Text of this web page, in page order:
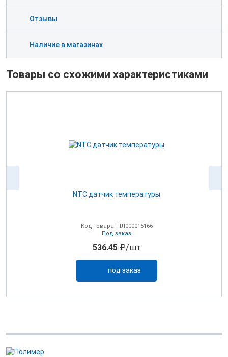
Отзывы
Наличие в магазинах
Товары со схожими характеристиками
NTC датчик температуры
Код товара: ПЛ000015166
Под заказ
536.45₽/шт
под заказ